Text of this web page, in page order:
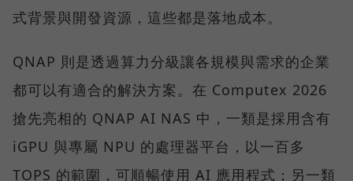
式背景與開發資源，這些都是落地成本。
QNAP 則是透過算力分級讓各規模與需求的企業
都可以有適合的解決方案。在 Computex 2026
搶先亮相的 QNAP AI NAS 中，一類是採用含有
iGPU 與專屬 NPU 的處理器平台，以一百多
TOPS 的範圍，可順暢使用 AI 應用程式；另一類